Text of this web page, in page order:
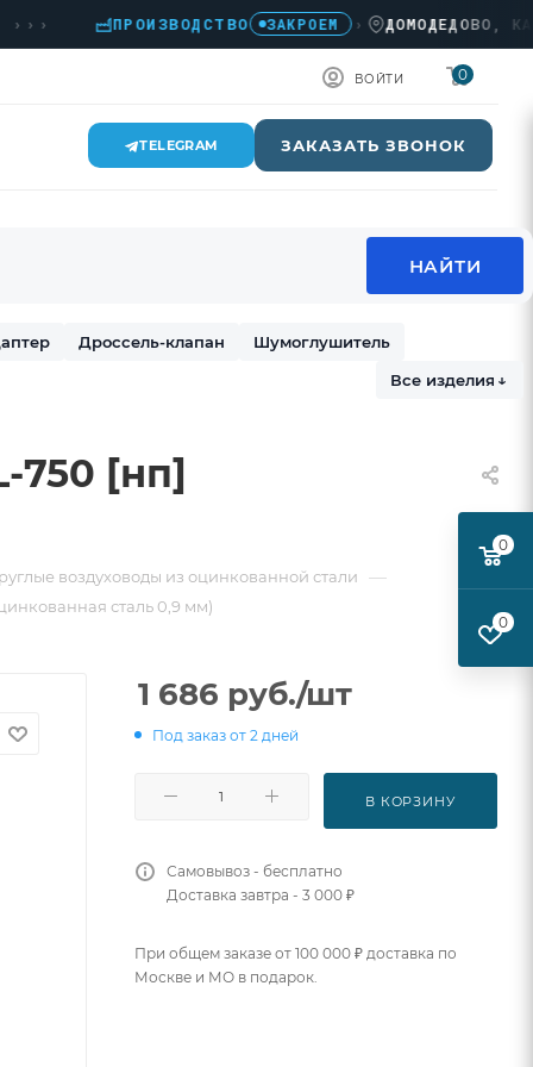
ПРОИЗВОДСТВО ЗАКРОЕМ › ДОМОДЕДОВО,
ВОЙТИ 0
TELEGRAM ЗАКАЗАТЬ ЗВОНОК
Дроссель-клапан
Шумоглушитель
Все изделия ↓
750 [нп]
воздуховоды из оцинкованной стали —
сталь 0,9 мм)
1 686 руб./шт
Под заказ от 2 дней
В КОРЗИНУ
Самовывоз - бесплатно
Доставка завтра - 3 000 ₽
При общем заказе от 100 000 ₽ доставка по
Москве и МО в подарок.
0
0